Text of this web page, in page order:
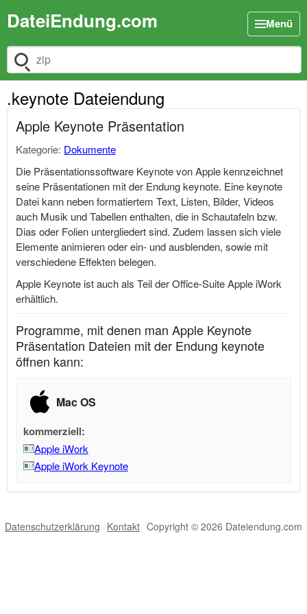
DateiEndung.com Menü
Dateiendung suchen
.keynote Dateiendung
Apple Keynote Präsentation
Kategorie: Dokumente
Die Präsentationssoftware Keynote von Apple kennzeichnet
seine Präsentationen mit der Endung keynote. Eine keynote
Datei kann neben formatiertem Text, Listen, Bilder, Videos
auch Musik und Tabellen enthalten, die in Schautafeln bzw.
Dias oder Folien untergliedert sind. Zudem lassen sich viele
Elemente animieren oder ein- und ausblenden, sowie mit
verschiedene Effekten belegen.
Apple Keynote ist auch als Teil der Office-Suite Apple iWork
erhältlich.
Programme, mit denen man Apple Keynote
Präsentation Dateien mit der Endung keynote
öffnen kann:
Mac OS
kommerziell:
Apple iWork
Apple iWork Keynote
Datenschutzerklärung Kontakt Copyright © 2026 Dateiendung.com